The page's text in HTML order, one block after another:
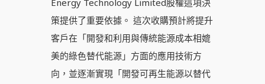
策提供了重要依據。 這次收購預計將提升
客戶在「開發和利用與傳統能源成本相媲
美的綠色替代能源」方面的應用技術方
向，並逐漸實現「開發可再生能源以替代